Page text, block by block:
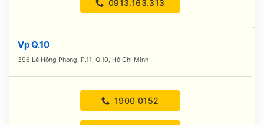
0913.163.313
Vp Q.10
396 Lê Hồng Phong, P.11, Q.10, Hồ Chí Minh
1900 0152